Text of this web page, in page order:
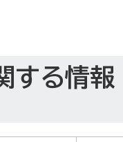
する情報